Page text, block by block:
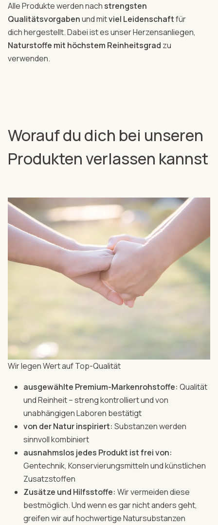
Alle Produkte werden nach strengsten
Qualitätsvorgabenund mitviel Leidenschaftfür
dich hergestellt. Dabei ist es unser Herzensanliegen,
Naturstoffe mit höchstem Reinheitsgrad zu
verwenden.
Worauf du dich bei unseren
Produkten verlassen kannst
Wir legen Wert auf Top-Qualität
ausgewählte Premium-Markenrohstoffe: Qualität
und Reinheit – streng kontrolliert und von
unabhängigen Laboren bestätigt
von der Natur inspiriert: Substanzen werden
sinnvoll kombiniert
ausnahmslos jedes Produkt ist frei von:
Gentechnik, Konservierungsmitteln und künstlichen
Zusatzstoffen
Zusätze und Hilfsstoffe: Wir vermeiden diese
bestmöglich. Und wenn es gar nicht anders geht,
greifen wir auf hochwertige Natursubstanzen